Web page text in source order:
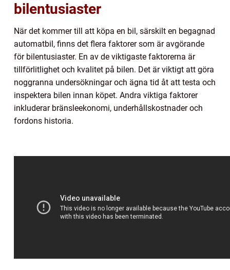
bilentusiaster
När det kommer till att köpa en bil, särskilt en begagnad
automatbil, finns det flera faktorer som är avgörande
för bilentusiaster. En av de viktigaste faktorerna är
tillförlitlighet och kvalitet på bilen. Det är viktigt att göra
noggranna undersökningar och ägna tid åt att testa och
inspektera bilen innan köpet. Andra viktiga faktorer
inkluderar bränsleekonomi, underhållskostnader och
fordons historia.